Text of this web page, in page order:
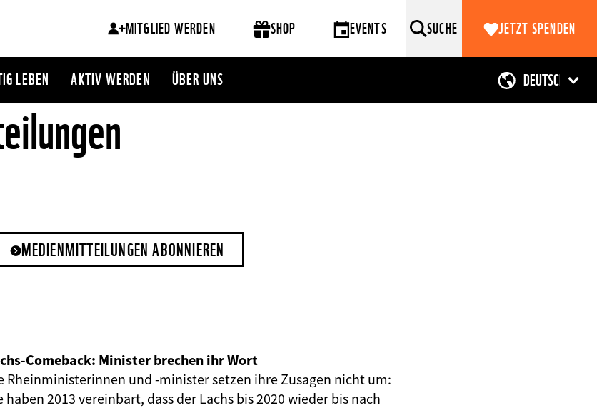
MITGLIED WERDEN SHOP EVENTS SUCHE JETZT SPENDEN
LEBEN AKTIV WERDEN ÜBER UNS
MEDIENMITTEILUNGEN ABONNIEREN
Comeback: Minister brechen ihr Wort
Rheinministerinnen und -minister setzen ihre Zusagen nicht um:
haben 2013 vereinbart, dass der Lachs bis 2020 wieder bis nach